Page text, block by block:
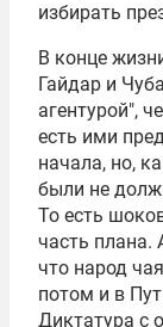
избирать
В конце
Гайдар и
агентурой",
есть ими
начала, но,
были не
То есть
часть плана.
что народ
потом и в
Диктатура с